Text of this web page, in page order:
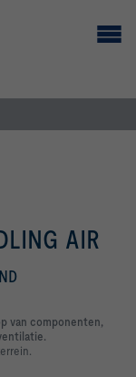
AIR
van componenten,